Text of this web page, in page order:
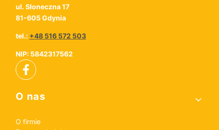
ul. Słoneczna 17
81-605 Gdynia
tel.: +48 516 572 503
NIP: 5842317562
Linki w stopce
O nas
O firmie